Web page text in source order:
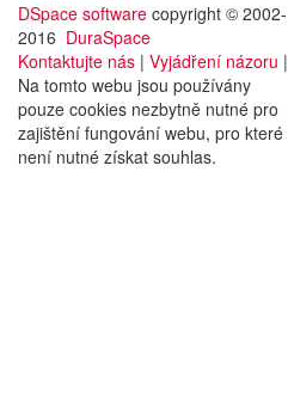
DSpace software copyright © 2002-
2016 DuraSpace
Kontaktujte nás | Vyjádření názoru |
Na tomto webu jsou používány
pouze cookies nezbytně nutné pro
zajištění fungování webu, pro které
není nutné získat souhlas.